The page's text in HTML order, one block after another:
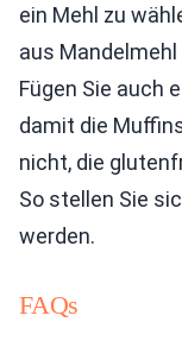
ein Mehl zu
aus
Fügen Sie auch
damit die
nicht, die
So stellen Sie
werden.
FAQs